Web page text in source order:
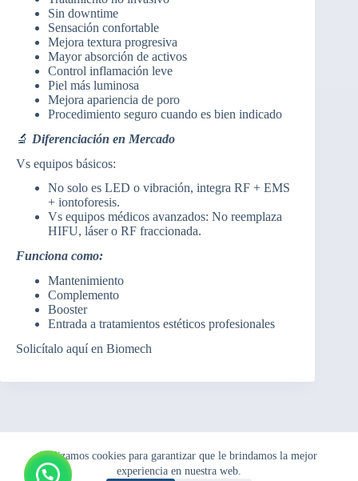
Utilizamos cookies para garantizar que le brindamos la mejor
experiencia en nuestra web.
Sin downtime
Sensación confortable
Mejora textura progresiva
Mayor absorción de activos
Control inflamación leve
Piel más luminosa
Mejora apariencia de poro
Procedimiento seguro cuando es bien indicado
🔬 Diferenciación en Mercado
Vs equipos básicos:
No solo es LED o vibración, integra RF + EMS
+ iontoforesis.
Vs equipos médicos avanzados: No reemplaza
HIFU, láser o RF fraccionada.
Funciona como:
Mantenimiento
Complemento
Booster
Entrada a tratamientos estéticos profesionales
Solicítalo aquí en Biomech